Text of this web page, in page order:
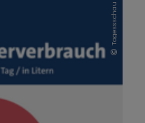
Tagessschau